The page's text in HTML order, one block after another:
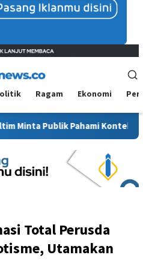
Ragam Ekonomi
Pahami Konteks Pidato
Total Perusda
Utamakan